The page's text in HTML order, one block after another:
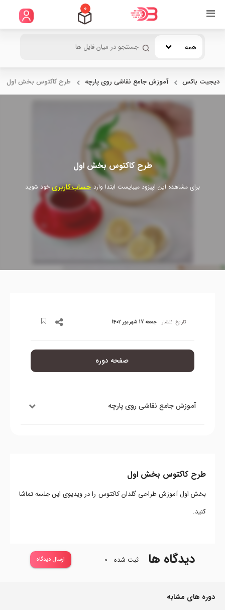
0
همه
دیجیت باکس آموزش جامع نقاشی روی پارچه طرح کاکتوس بخش اول
طرح کاکتوس بخش اول
برای مشاهده این اپیزود میبایست ابتدا واردحساب کاربری خود شوید
تاریخ انتشار جمعه 17 شهریور 1402
صفحه دوره
آموزش جامع نقاشی روی پارچه
طرح کاکتوس بخش اول
بخش اول آموزش طراحی گلدان کاکتوس را در ویدیوی این جلسه تماشا
کنید.
دیدگاه ها ثبت شده 0 ارسال دیدگاه
دوره های مشابه